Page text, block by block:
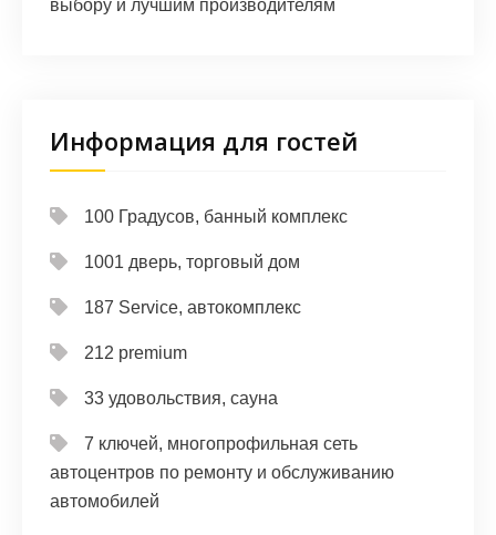
выбору и лучшим производителям
Информация для гостей
100 Градусов, банный комплекс
1001 дверь, торговый дом
187 Service, автокомплекс
212 premium
33 удовольствия, сауна
7 ключей, многопрофильная сеть
автоцентров по ремонту и обслуживанию
автомобилей